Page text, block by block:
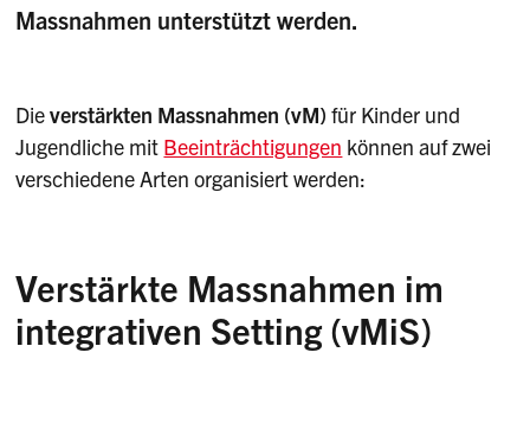
Massnahmen unterstützt werden.
Dieverstärkten Massnahmen (vM) für Kinder und
Jugendliche mit Beeinträchtigungen können auf zwei
verschiedene Arten organisiert werden:
Verstärkte Massnahmen im
integrativen Setting (vMiS)